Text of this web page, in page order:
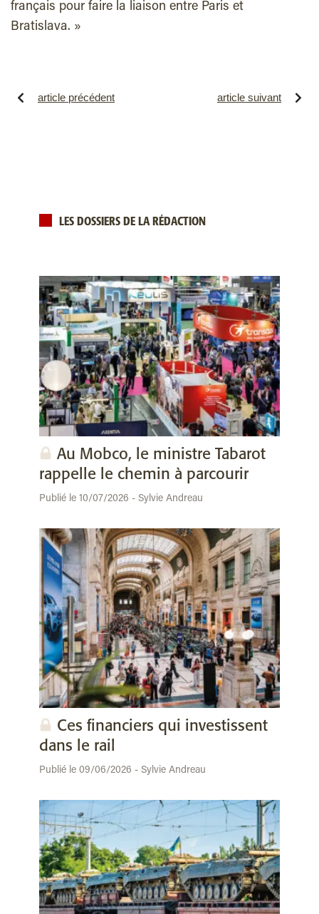
français pour faire la liaison entre Paris et
Bratislava. »
article précédent article suivant
LES DOSSIERS DE LA RÉDACTION
Au Mobco, le ministre Tabarot
rappelle le chemin à parcourir
Publié le 10/07/2026 - Sylvie Andreau
Ces financiers qui investissent
dans le rail
Publié le 09/06/2026 - Sylvie Andreau